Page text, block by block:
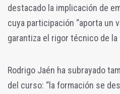
destacado la implicación de
cuya participación “aporta un
garantiza el rigor técnico de la
Rodrigo Jaén ha subrayado
del curso: “la formación se